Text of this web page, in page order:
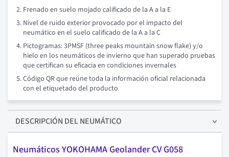
Frenado en suelo mojado calificado de la A a la E
Nivel de ruido exterior provocado por el impacto del
neumático en el suelo calificado de la A a la C
Pictogramas: 3PMSF (three peaks mountain snow flake) y/o
hielo en los neumáticos de invierno que han superado pruebas
que certifican su eficacia en condiciones invernales
Código QR que reúne toda la información oficial relacionada
con el etiquetado del producto
DESCRIPCIÓN DEL NEUMÁTICO
Neumáticos YOKOHAMA Geolander CV G058